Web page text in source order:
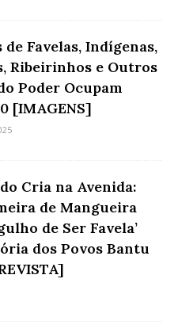
Favelas, Indígenas,
Ribeirinhos e Outros
Poder Ocupam
[IMAGENS]
Cria na Avenida:
de Mangueira
de Ser Favela’
dos Povos Bantu